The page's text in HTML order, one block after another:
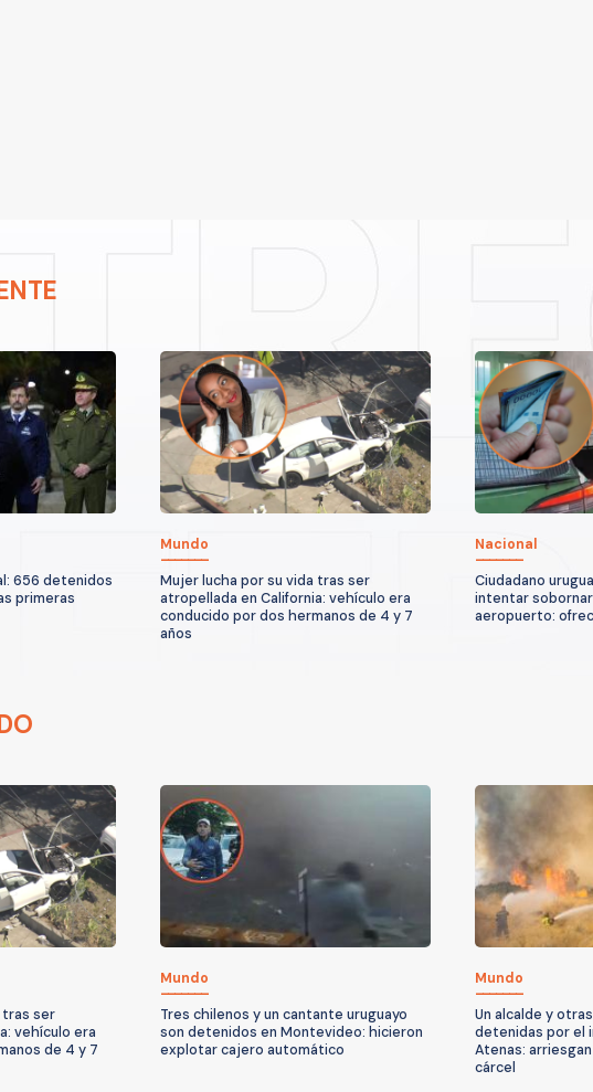
656 detenidos
primeras
Mundo
Mujer lucha por su vida tras ser
atropellada en California: vehículo era
conducido por dos hermanos de 4 y 7
años
Nacional
Ciudadano
intentar sobornar
aeropuerto:
tras ser
vehículo era
de 4 y 7
Mundo
Tres chilenos y un cantante uruguayo
son detenidos en Montevideo: hicieron
explotar cajero automático
Mundo
Un alcalde y
detenidas por el
Atenas:
cárcel